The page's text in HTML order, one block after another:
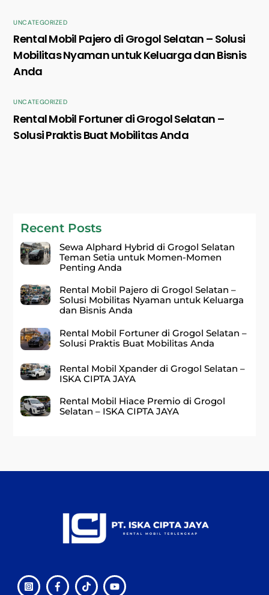
UNCATEGORIZED
Rental Mobil Pajero di Grogol Selatan – Solusi
Mobilitas Nyaman untuk Keluarga dan Bisnis
Anda
UNCATEGORIZED
Rental Mobil Fortuner di Grogol Selatan –
Solusi Praktis Buat Mobilitas Anda
Recent Posts
Sewa Alphard Hybrid di Grogol Selatan
Teman Setia untuk Momen-Momen
Penting Anda
Rental Mobil Pajero di Grogol Selatan –
Solusi Mobilitas Nyaman untuk Keluarga
dan Bisnis Anda
Rental Mobil Fortuner di Grogol Selatan –
Solusi Praktis Buat Mobilitas Anda
Rental Mobil Xpander di Grogol Selatan –
ISKA CIPTA JAYA
Rental Mobil Hiace Premio di Grogol
Selatan – ISKA CIPTA JAYA